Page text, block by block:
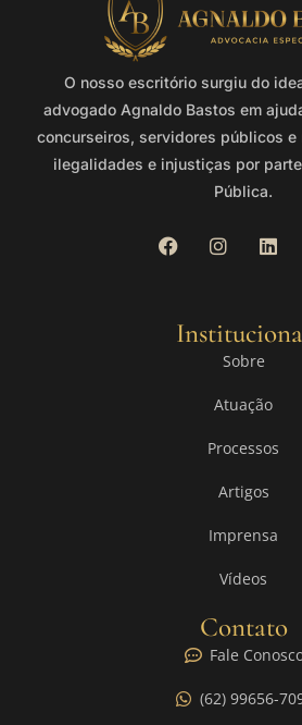
O nosso escritório surgiu do
advogado Agnaldo Bastos em
concurseiros, servidores públicos
ilegalidades e injustiças por
Pública.
Sobre
Atuação
Processos
Artigos
Imprensa
Vídeos
Contato
Fale
(62) 99656-